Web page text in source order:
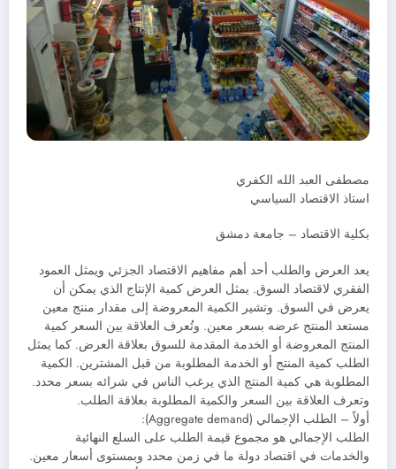
مصطفى العبد الله الكفري
استاذ الاقتصاد السياسي
بكلية الاقتصاد – جامعة دمشق
يعد العرض والطلب أحد أهم مفاهيم الاقتصاد الجزئي ويمثل العمود
الفقري لاقتصاد السوق. يمثل العرض كمية الإنتاج الذي يمكن أن
يعرض في السوق. وتشير الكمية المعروضة إلى مقدار منتج معين
مستعد المنتج عرضه بسعر معين. وتُعرف العلاقة بين السعر كمية
المنتج المعروضة أو الخدمة المقدمة للسوق بعلاقة العرض. كما يمثل
الطلب كمية المنتج أو الخدمة المطلوبة من قبل المشترين. الكمية
المطلوبة هي كمية المنتج الذي يرغب الناس في شرائه بسعر محدد.
وتعرف العلاقة بين السعر والكمية المطلوبة بعلاقة الطلب.
أولاً – الطلب الإجمالي (Aggregate demand)‏:
الطلب الإجمالي هو مجموع قيمة الطلب على السلع النهائية
والخدمات في اقتصاد دولة ما في زمن محدد وبمستوى أسعار معين.